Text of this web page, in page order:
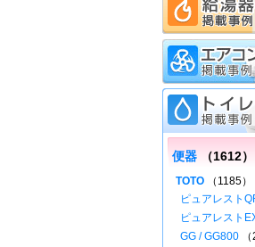
便器 （1612）
TOTO （1185）
ピュアレスト
ピュアレスト
GG / GG800 （